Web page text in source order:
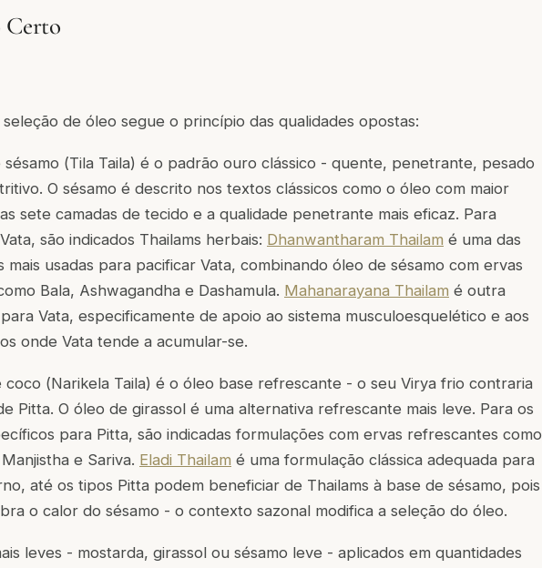
Certo
de óleo segue o princípio das qualidades opostas:
sésamo (Tila Taila) é o padrão ouro clássico - quente, penetrante, pesado
O sésamo é descrito nos textos clássicos como o óleo com maior
sete camadas de tecido e a qualidade penetrante mais eficaz. Para
são indicados Thailams herbais: Dhanwantharam Thailam é uma das
mais usadas para pacificar Vata, combinando óleo de sésamo com ervas
Bala, Ashwagandha e Dashamula. Mahanarayana Thailam é outra
Vata, especificamente de apoio ao sistema musculoesquelético e aos
onde Vata tende a acumular-se.
coco (Narikela Taila) é o óleo base refrescante - o seu Virya frio contraria
Pitta. O óleo de girassol é uma alternativa refrescante mais leve. Para os
para Pitta, são indicadas formulações com ervas refrescantes como
e Sariva. Eladi Thailam é uma formulação clássica adequada para
até os tipos Pitta podem beneficiar de Thailams à base de sésamo, pois
o calor do sésamo - o contexto sazonal modifica a seleção do óleo.
leves - mostarda, girassol ou sésamo leve - aplicados em quantidades